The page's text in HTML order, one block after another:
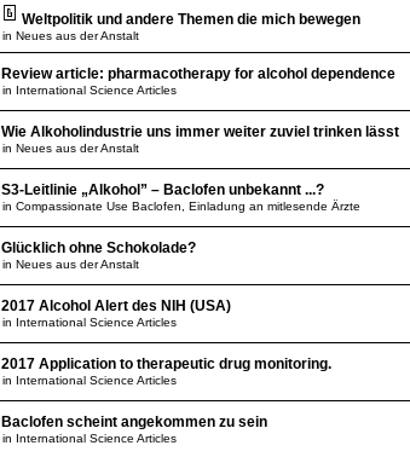
Weltpolitik und andere Themen die mich bewegen
in Neues aus der Anstalt
Review article: pharmacotherapy for alcohol dependence
in International Science Articles
Wie Alkoholindustrie uns immer weiter zuviel trinken lässt
in Neues aus der Anstalt
S3-Leitlinie „Alkohol” – Baclofen unbekannt ...?
in Compassionate Use Baclofen, Einladung an mitlesende Ärzte
Glücklich ohne Schokolade?
in Neues aus der Anstalt
2017 Alcohol Alert des NIH (USA)
in International Science Articles
2017 Application to therapeutic drug monitoring.
in International Science Articles
Baclofen scheint angekommen zu sein
in International Science Articles